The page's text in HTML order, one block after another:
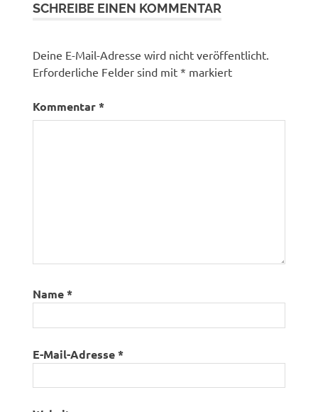
SCHREIBE EINEN KOMMENTAR
Deine E-Mail-Adresse wird nicht veröffentlicht.
Erforderliche Felder sind mit* markiert
Kommentar*
Name*
E-Mail-Adresse*